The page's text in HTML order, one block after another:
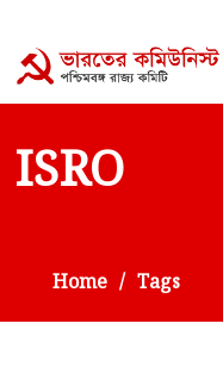
ISRO
Home Tags